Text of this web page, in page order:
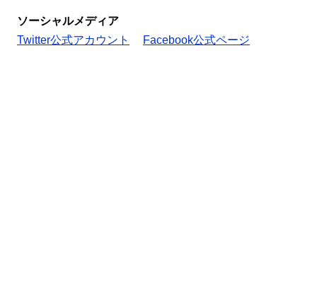
ソーシャルメディア
Twitter公式アカウント
Facebook公式ページ